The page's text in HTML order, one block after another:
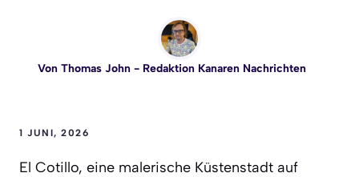
Von Thomas John- Redaktion Kanaren Nachrichten
1 JUNI, 2026
El Cotillo, eine malerische Küstenstadt auf